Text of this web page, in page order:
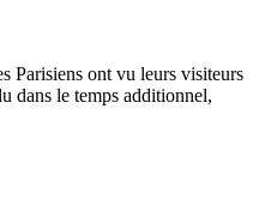
Parisiens ont vu leurs visiteurs
dans le temps additionnel,